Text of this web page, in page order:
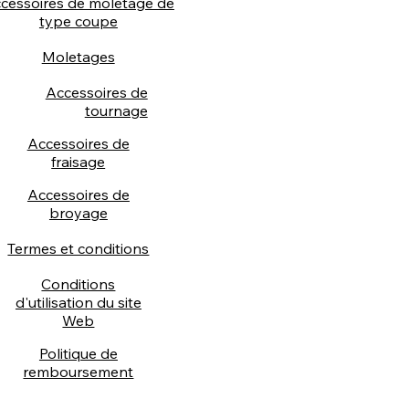
type coupe
Moletages
Accessoires de
tournage
Accessoires de
fraisage
Accessoires de
broyage
Termes et conditions
Conditions
d'utilisation du site
Web
Politique de
remboursement